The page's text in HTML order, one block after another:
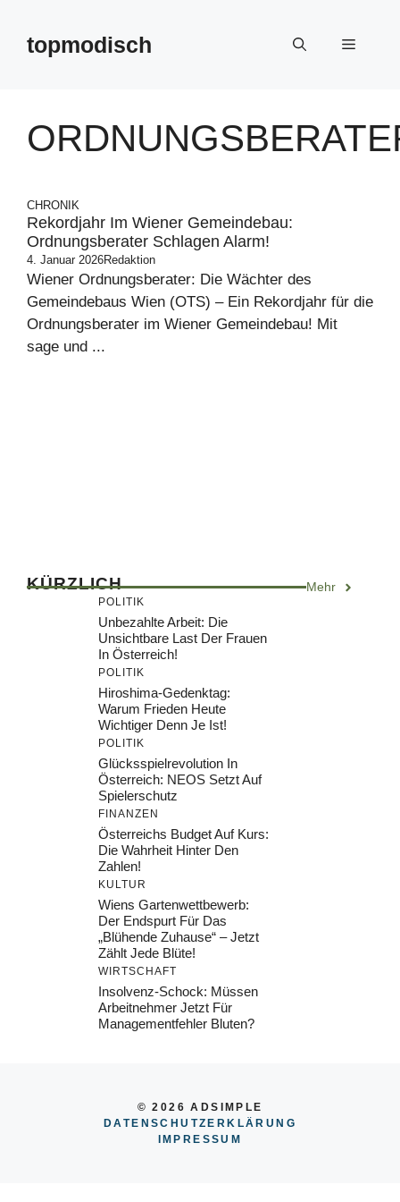
springentopmodisch Menü
CHRONIK
Rekordjahr Im Wiener Gemeindebau:
Ordnungsberater Schlagen Alarm!
4. Januar 2026Redaktion
Wiener Ordnungsberater: Die Wächter des
Gemeindebaus Wien (OTS) – Ein Rekordjahr für die
Ordnungsberater im Wiener Gemeindebau! Mit
sage und ...
KÜRZLICH Mehr
POLITIK
Unbezahlte Arbeit: Die
Unsichtbare Last Der Frauen
In Österreich!
POLITIK
Hiroshima-Gedenktag:
Warum Frieden Heute
Wichtiger Denn Je Ist!
POLITIK
Glücksspielrevolution In
Österreich: NEOS Setzt Auf
Spielerschutz
FINANZEN
Österreichs Budget Auf Kurs:
Die Wahrheit Hinter Den
Zahlen!
KULTUR
Wiens Gartenwettbewerb:
Der Endspurt Für Das
„Blühende Zuhause“ – Jetzt
Zählt Jede Blüte!
WIRTSCHAFT
Insolvenz-Schock: Müssen
Arbeitnehmer Jetzt Für
Managementfehler Bluten?
© 2026 ADSIMPLE
DATENSCHUTZERKLÄRUNG
IMPRESSUM